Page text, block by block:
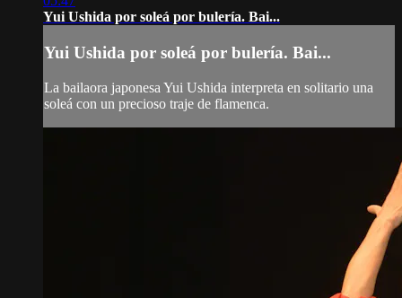
Yui Ushida por soleá por bulería. Bai...
Yui Ushida por soleá por bulería. Bai...
La bailaora japonesa Yui Ushida interpreta en solitario una
soleá con un precioso traje de flamenca.